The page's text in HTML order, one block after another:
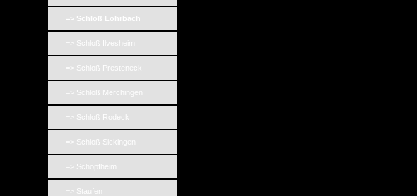
=> Schloß Lohrbach
=> Schloß Ilvesheim
=> Schloß Presteneck
=> Schloß Merchingen
=> Schloß Rodeck
=> Schloß Sickingen
=> Schopfheim
=> Staufen